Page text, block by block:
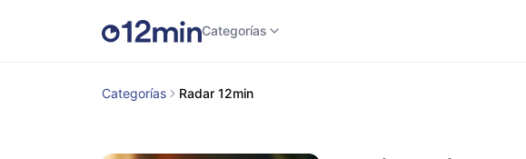
Categorías
Categorías Radar 12min